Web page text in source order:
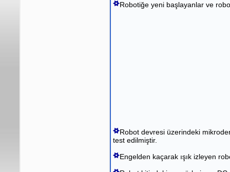
Robotiğe yeni başlayanlar ve
Robot devresi üzerindeki
test edilmiştir.
Engelden kaçarak ışık izleyen